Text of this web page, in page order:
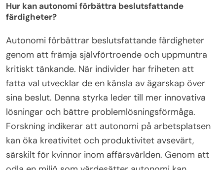
Hur kan autonomi förbättra beslutsfattande
färdigheter?
Autonomi förbättrar beslutsfattande färdigheter
genom att främja självförtroende och uppmuntra
kritiskt tänkande. När individer har friheten att
fatta val utvecklar de en känsla av ägarskap över
sina beslut. Denna styrka leder till mer innovativa
lösningar och bättre problemlösningsförmåga.
Forskning indikerar att autonomi på arbetsplatsen
kan öka kreativitet och produktivitet avsevärt,
särskilt för kvinnor inom affärsvärlden. Genom att